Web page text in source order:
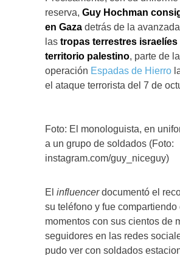
reserva, Guy Hochman
en Gaza detrás de la
las tropas terrestres israelíes
territorio palestino, parte de la
operación Espadas de Hierro
el ataque terrorista del 7 de
Foto: El monologuista, en
a un grupo de soldados (Foto:
instagram.com/guy_niceguy)
El influencerdocumentó el
su teléfono y fue compartiendo
momentos con sus cientos de
seguidores en las redes
pudo ver con soldados